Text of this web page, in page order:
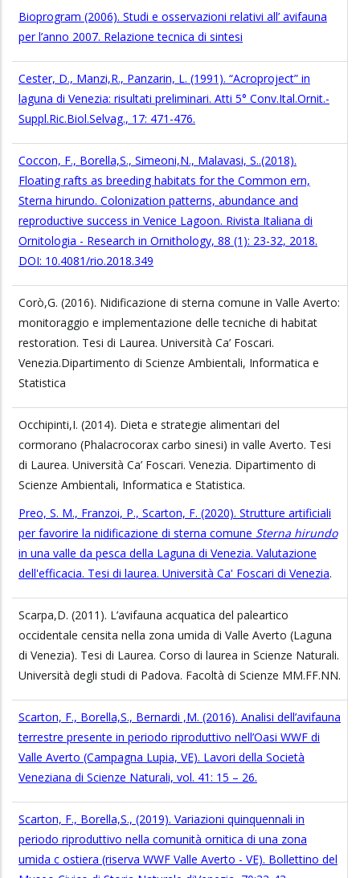
Bioprogram (2006). Studi e osservazioni relativi all’ avifauna
per l’anno 2007. Relazione tecnica di sintesi
Cester, D., Manzi,R., Panzarin, L. (1991). “Acroproject” in
laguna di Venezia: risultati preliminari. Atti 5° Conv.Ital.Ornit.-
Suppl.Ric.Biol.Selvag., 17: 471-476.
Coccon, F., Borella,S., Simeoni,N., Malavasi, S..(2018).
Floating rafts as breeding habitats for the Common ern,
Sterna hirundo. Colonization patterns, abundance and
reproductive success in Venice Lagoon. Rivista Italiana di
Ornitologia - Research in Ornithology, 88 (1): 23-32, 2018.
DOI: 10.4081/rio.2018.349
Corò,G. (2016). Nidificazione di sterna comune in Valle Averto:
monitoraggio e implementazione delle tecniche di habitat
restoration. Tesi di Laurea. Università Ca’ Foscari.
Venezia.Dipartimento di Scienze Ambientali, Informatica e
Statistica
Occhipinti,I. (2014). Dieta e strategie alimentari del
cormorano (Phalacrocorax carbo sinesi) in valle Averto. Tesi
di Laurea. Università Ca’ Foscari. Venezia. Dipartimento di
Scienze Ambientali, Informatica e Statistica.
Preo, S. M., Franzoi, P., Scarton, F. (2020). Strutture artificiali
per favorire la nidificazione di sterna comune Sterna hirundo
in una valle da pesca della Laguna di Venezia. Valutazione
dell'efficacia. Tesi di laurea. Università Ca' Foscari di Venezia.
Scarpa,D. (2011). L’avifauna acquatica del paleartico
occidentale censita nella zona umida di Valle Averto (Laguna
di Venezia). Tesi di Laurea. Corso di laurea in Scienze Naturali.
Università degli studi di Padova. Facoltà di Scienze MM.FF.NN.
Scarton, F., Borella,S., Bernardi ,M. (2016). Analisi dell’avifauna
terrestre presente in periodo riproduttivo nell’Oasi WWF di
Valle Averto (Campagna Lupia, VE). Lavori della Società
Veneziana di Scienze Naturali, vol. 41: 15 – 26.
Scarton, F., Borella,S., (2019). Variazioni quinquennali in
periodo riproduttivo nella comunità ornitica di una zona
umida c ostiera (riserva WWF Valle Averto - VE). Bollettino del